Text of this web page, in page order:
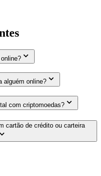
alguém online?
com criptomoedas?
cartão de crédito ou carteira